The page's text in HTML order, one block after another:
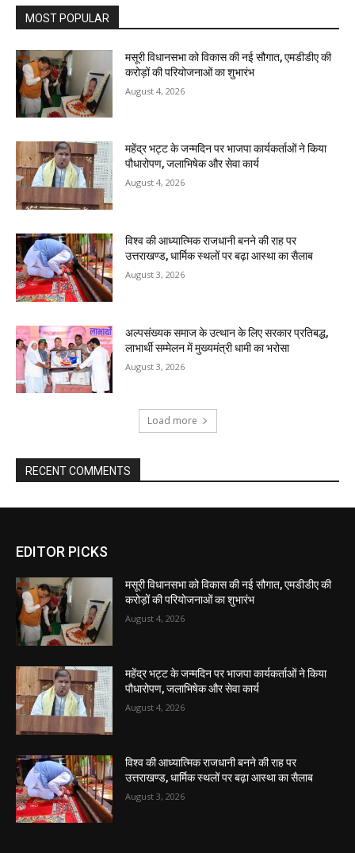
EDITOR PICKS
मसूरी विधानसभा को विकास की नई सौगात, एमडीडीए की
करोड़ों की परियोजनाओं का शुभारंभ
August 4, 2026
महेंद्र भट्ट के जन्मदिन पर भाजपा कार्यकर्ताओं ने किया
पौधारोपण, जलाभिषेक और सेवा कार्य
August 4, 2026
विश्व की आध्यात्मिक राजधानी बनने की राह पर
उत्तराखण्ड, धार्मिक स्थलों पर बढ़ा आस्था का सैलाब
August 3, 2026